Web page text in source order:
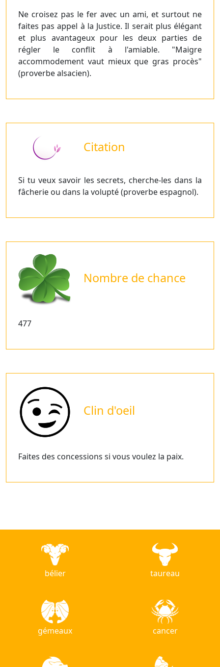
Ne croisez pas le fer avec un ami, et surtout ne
faites pas appel à la Justice. Il serait plus élégant
et plus avantageux pour les deux parties de
régler le conflit à l'amiable. "Maigre
accommodement vaut mieux que gras procès"
(proverbe alsacien).
Citation
Si tu veux savoir les secrets, cherche-les dans la
fâcherie ou dans la volupté (proverbe espagnol).
Nombre de chance
477
Clin d'oeil
Faites des concessions si vous voulez la paix.
bélier taureau
gémeaux cancer